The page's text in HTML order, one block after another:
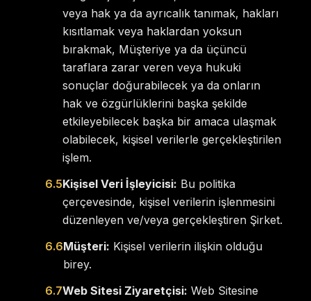
veya hak ya da ayrıcalık tanımak, hakları
kısıtlamak veya haklardan yoksun
bırakmak, Müşteriye ya da üçüncü
taraflara zarar veren veya hukuki
sonuçlar doğurabilecek ya da onların
hak ve özgürlüklerini başka şekilde
etkileyebilecek başka bir amaca ulaşmak
olabilecek, kişisel verilerle gerçekleştirilen
işlem.
6.5Kişisel Veri İşleyicisi: Bu politika
çerçevesinde, kişisel verilerin işlenmesini
düzenleyen ve/veya gerçekleştiren Şirket.
6.6Müşteri: Kişisel verilerin ilişkin olduğu
birey.
6.7Web Sitesi Ziyaretçisi: Web Sitesine